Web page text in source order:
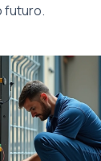
futuro.